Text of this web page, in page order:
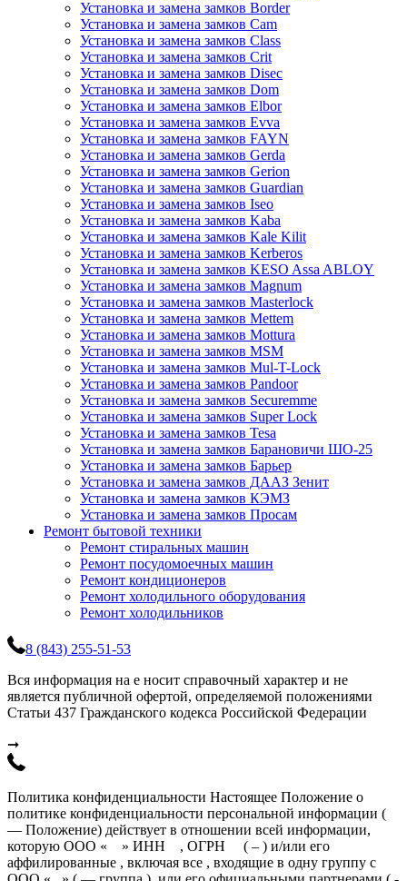
Установка и замена замков Border
Установка и замена замков Cam
Установка и замена замков Class
Установка и замена замков Crit
Установка и замена замков Disec
Установка и замена замков Dom
Установка и замена замков Elbor
Установка и замена замков Evva
Установка и замена замков FAYN
Установка и замена замков Gerda
Установка и замена замков Gerion
Установка и замена замков Guardian
Установка и замена замков Iseo
Установка и замена замков Kaba
Установка и замена замков Kale Kilit
Установка и замена замков Kerberos
Установка и замена замков KESO Assa ABLOY
Установка и замена замков Magnum
Установка и замена замков Masterlock
Установка и замена замков Mettem
Установка и замена замков Mottura
Установка и замена замков MSM
Установка и замена замков Mul-T-Lock
Установка и замена замков Pandoor
Установка и замена замков Securemme
Установка и замена замков Super Lock
Установка и замена замков Tesa
Установка и замена замков Барановичи ШО-25
Установка и замена замков Барьер
Установка и замена замков ДААЗ Зенит
Установка и замена замков КЭМЗ
Установка и замена замков Просам
Ремонт бытовой техники
Ремонт стиральных машин
Ремонт посудомоечных машин
Ремонт кондиционеров
Ремонт холодильного оборудования
Ремонт холодильников
8 (843) 255-51-53
Вся информация на е носит справочный характер и не
является публичной офертой, определяемой положениями
Статьи 437 Гражданского кодекса Российской Федерации
➞
Политика конфиденциальности Настоящее Положение о
политике конфиденциальности персональной информации (
— Положение) действует в отношении всей информации,
которую ООО « » ИНН , ОГРН ( – ) и/или его
аффилированные , включая все , входящие в одну группу с